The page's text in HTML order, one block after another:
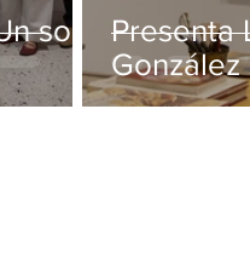
solo
Presenta
González
de la luz